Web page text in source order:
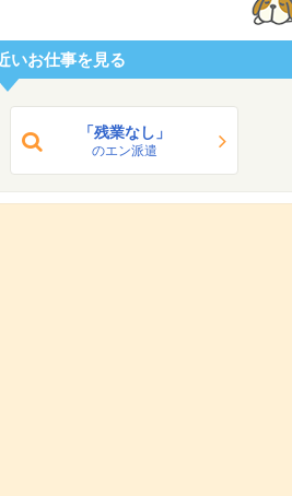
いお仕事を見る
「残業なし」
のエン派遣